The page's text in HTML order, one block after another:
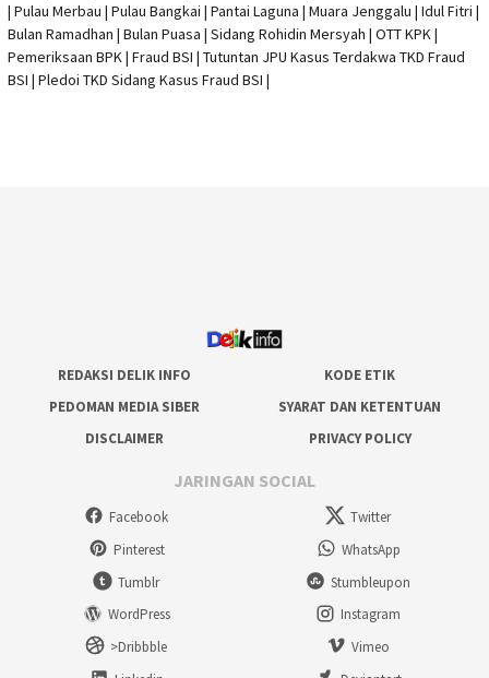
| Pulau Merbau | Pulau Bangkai | Pantai Laguna | Muara Jenggalu | Idul Fitri |
Bulan Ramadhan | Bulan Puasa | Sidang Rohidin Mersyah | OTT KPK|
Pemeriksaan BPK | Fraud BSI | Tutuntan JPU Kasus Terdakwa TKD Fraud
BSI | Pledoi TKD Sidang Kasus Fraud BSI |
REDAKSI DELIK INFO
KODE ETIK
PEDOMAN MEDIA SIBER
SYARAT DAN KETENTUAN
DISCLAIMER
PRIVACY POLICY
JARINGAN SOCIAL
Facebook
Twitter
Pinterest
WhatsApp
Tumblr
Stumbleupon
WordPress
Instagram
>Dribbble
Vimeo